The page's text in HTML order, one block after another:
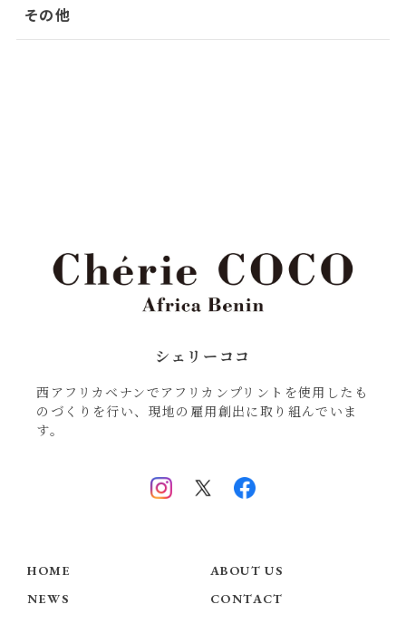
その他
シェリーココ
西アフリカベナンでアフリカンプリントを使用したも
のづくりを行い、現地の雇用創出に取り組んでいま
す。
HOME
ABOUT US
NEWS
CONTACT